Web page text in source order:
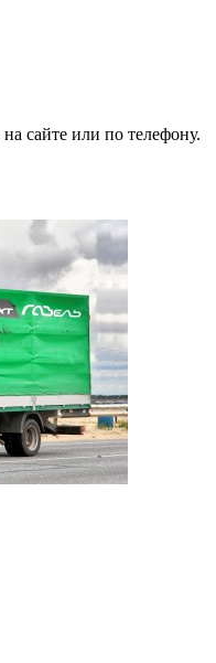
сайте или по телефону.